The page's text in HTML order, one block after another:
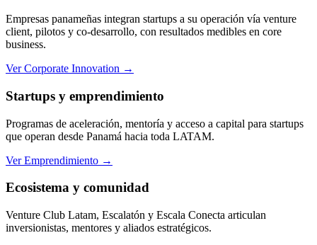
Empresas panameñas integran startups a su operación vía venture
client, pilotos y co-desarrollo, con resultados medibles en core
business.
Ver Corporate Innovation →
Startups y emprendimiento
Programas de aceleración, mentoría y acceso a capital para startups
que operan desde Panamá hacia toda LATAM.
Ver Emprendimiento →
Ecosistema y comunidad
Venture Club Latam, Escalatón y Escala Conecta articulan
inversionistas, mentores y aliados estratégicos.